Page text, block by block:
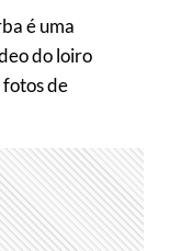
é uma
do loiro
fotos de